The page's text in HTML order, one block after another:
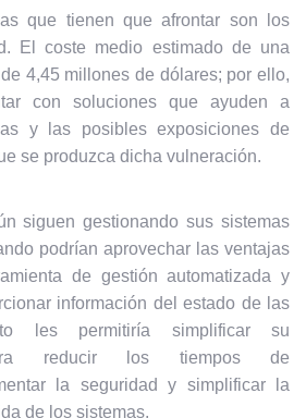
que tienen que afrontar son los
El coste medio estimado de una
4,45 millones de dólares; por ello,
con soluciones que ayuden a
y las posibles exposiciones de
se produzca dicha vulneración.
siguen gestionando sus sistemas
podrían aprovechar las ventajas
de gestión automatizada y
información del estado de las
les permitiría simplificar su
reducir los tiempos de
la seguridad y simplificar la
de los sistemas.